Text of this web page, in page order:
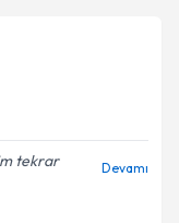
tekrar
Devamı